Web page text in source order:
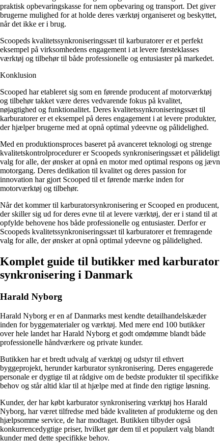
praktisk opbevaringskasse for nem opbevaring og transport. Det giver
brugerne mulighed for at holde deres værktøj organiseret og beskyttet,
når det ikke er i brug.
Scoopeds kvalitetssynkroniseringssæt til karburatorer er et perfekt
eksempel på virksomhedens engagement i at levere førsteklasses
værktøj og tilbehør til både professionelle og entusiaster på markedet.
Konklusion
Scooped har etableret sig som en førende producent af motorværktøj
og tilbehør takket være deres vedvarende fokus på kvalitet,
nøjagtighed og funktionalitet. Deres kvalitetssynkroniseringssæt til
karburatorer er et eksempel på deres engagement i at levere produkter,
der hjælper brugerne med at opnå optimal ydeevne og pålidelighed.
Med en produktionsproces baseret på avanceret teknologi og strenge
kvalitetskontrolprocedurer er Scoopeds synkroniseringssæt et pålideligt
valg for alle, der ønsker at opnå en motor med optimal respons og jævn
motorgang. Deres dedikation til kvalitet og deres passion for
innovation har gjort Scooped til et førende mærke inden for
motorværktøj og tilbehør.
Når det kommer til karburatorsynkronisering er Scooped en producent,
der skiller sig ud for deres evne til at levere værktøj, der er i stand til at
opfylde behovene hos både professionelle og entusiaster. Derfor er
Scoopeds kvalitetssynkroniseringssæt til karburatorer et fremragende
valg for alle, der ønsker at opnå optimal ydeevne og pålidelighed.
Komplet guide til butikker med karburator
synkronisering i Danmark
Harald Nyborg
Harald Nyborg er en af Danmarks mest kendte detailhandelskæder
inden for byggematerialer og værktøj. Med mere end 100 butikker
over hele landet har Harald Nyborg et godt omdømme blandt både
professionelle håndværkere og private kunder.
Butikken har et bredt udvalg af værktøj og udstyr til ethvert
byggeprojekt, herunder karburator synkronisering. Deres engagerede
personale er dygtige til at rådgive om de bedste produkter til specifikke
behov og står altid klar til at hjælpe med at finde den rigtige løsning.
Kunder, der har købt karburator synkronisering værktøj hos Harald
Nyborg, har været tilfredse med både kvaliteten af produkterne og den
hjælpsomme service, de har modtaget. Butikken tilbyder også
konkurrencedygtige priser, hvilket gør dem til et populært valg blandt
kunder med dette specifikke behov.